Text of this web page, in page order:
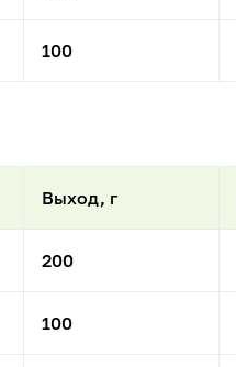
100
Выход, г
200
100